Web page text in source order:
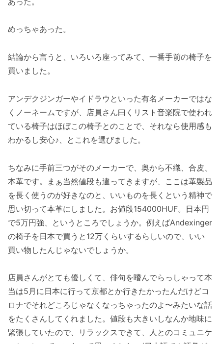
めっちゃあった。
結論から言うと、いろいろ座ってみて、一番手前の椅子を
買いました。
アンデクジンガーやイドラウといった有名メーカーではな
くノーネームですが、店員さん曰くリスト音楽院で使われ
ている椅子はほぼこの椅子とのことで、それなら使用感も
わかるし安心♪、とこれを選びました。
ちなみに手前三つがそのメーカーで、奥から不織、合皮、
本革です。まぁ当然値段も違ってきますが、ここは革製品
を長く使うのが好きなのと、いいものを長くという精神で
思い切って本革にしました。お値段154000HUF。日本円
で5万円強、というところでしょうか。例えばAndexinger
の椅子を日本で買うと12万くらいするらしいので、いい
買い物したんじゃないでしょうか。
店員さんがとても優しくて、俳句を嗜んでらっしゃって本
当は5月に日本に行って京都とか行きたかったんだけどコ
ロナでそれどころじゃなくなっちゃったのよ〜みたいな話
をたくさんしてくれました。値段も大きいしなんか地味に
緊張していたので、リラックスできて、人とのコミュニケ